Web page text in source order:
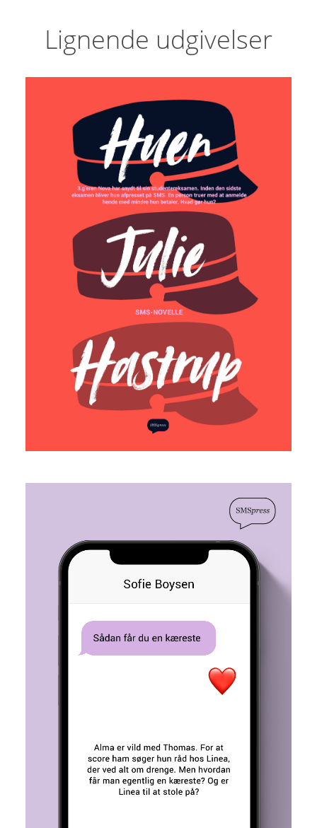
Lignende udgivelser
Huen
Julie Hastrup
Sådan får du en kæreste
Sofie Boysen